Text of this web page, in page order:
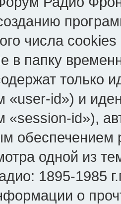
числа
в папку
только
id») и
id»),
обеспечением
одной из
1895-1985
о